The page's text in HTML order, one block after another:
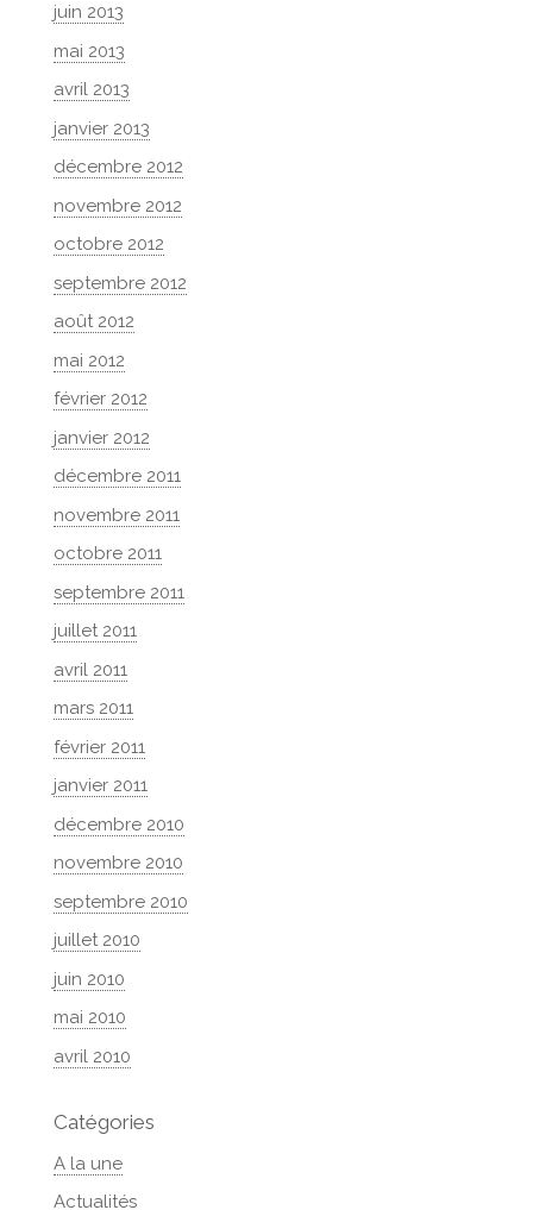
juin 2013
mai 2013
avril 2013
janvier 2013
décembre 2012
novembre 2012
octobre 2012
septembre 2012
août 2012
mai 2012
février 2012
janvier 2012
décembre 2011
novembre 2011
octobre 2011
septembre 2011
juillet 2011
avril 2011
mars 2011
février 2011
janvier 2011
décembre 2010
novembre 2010
septembre 2010
juillet 2010
juin 2010
mai 2010
avril 2010
Catégories
A la une
Actualités